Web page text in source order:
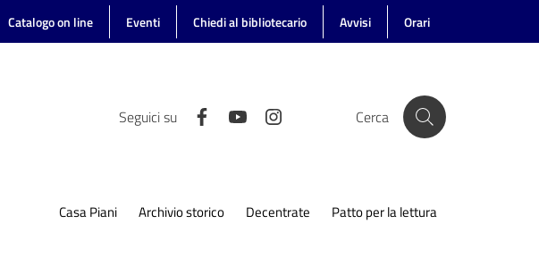
Catalogo on line Eventi Chiedi al bibliotecario Avvisi Orari
Seguici su Cerca
Casa Piani Archivio storico Decentrate Patto per la lettura